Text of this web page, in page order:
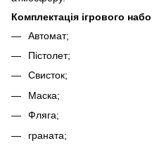
Комплектація ігрового
Автомат;
Пістолет;
Свисток;
Маска;
Фляга;
граната;